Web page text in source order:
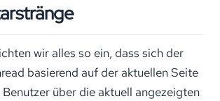
wir alles so ein, dass sich der
basierend auf der aktuellen Seite
über die aktuell angezeigten